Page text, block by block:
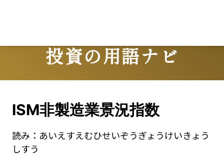
投資の用語ナビ
Terms
ISM非製造業景況指数
読み： あいえすえむひせいぞうぎょうけいきょう
しすう